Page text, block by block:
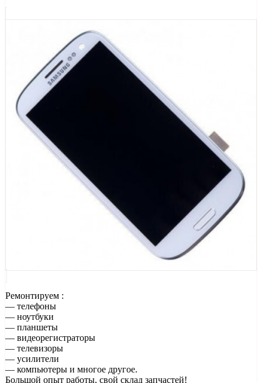
Ремонтируем :
— телефоны
— ноутбуки
— планшеты
— видеорегистраторы
— телевизоры
— усилители
— компьютеры и многое другое.
Большой опыт работы, свой склад запчастей!